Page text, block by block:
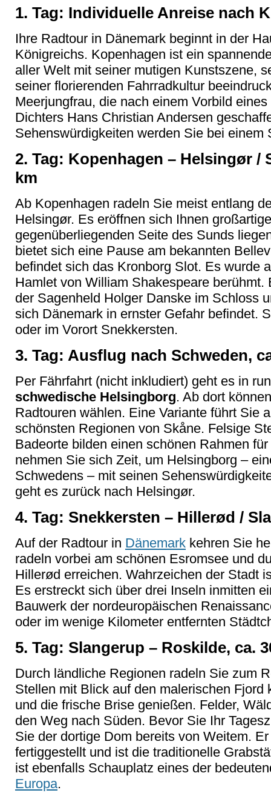
1. Tag: Individuelle Anreise nach
Ihre Radtour in Dänemark beginnt in der
Königreichs. Kopenhagen ist ein
aller Welt mit seiner mutigen Kunstszene,
seiner florierenden Fahrradkultur
Meerjungfrau, die nach einem Vorbild
Dichters Hans Christian Andersen
Sehenswürdigkeiten werden Sie bei einem
2. Tag: Kopenhagen – Helsingør /
km
Ab Kopenhagen radeln Sie meist entlang
Helsingør. Es eröffnen sich Ihnen
gegenüberliegenden Seite des Sunds
bietet sich eine Pause am bekannten
befindet sich das Kronborg Slot. Es wurde
Hamlet von William Shakespeare berühmt.
der Sagenheld Holger Danske im Schloss
sich Dänemark in ernster Gefahr befindet.
oder im Vorort Snekkersten.
3. Tag: Ausflug nach Schweden,
Per Fährfahrt (nicht inkludiert) geht es in
schwedische Helsingborg. Ab dort
Radtouren wählen. Eine Variante führt Sie
schönsten Regionen von Skåne. Felsige
Badeorte bilden einen schönen Rahmen
nehmen Sie sich Zeit, um Helsingborg –
Schwedens – mit seinen
geht es zurück nach Helsingør.
4. Tag: Snekkersten – Hillerød /
Auf der Radtour in Dänemark kehren Sie
radeln vorbei am schönen Esromsee und
Hillerød erreichen. Wahrzeichen der Stadt
Es erstreckt sich über drei Inseln inmitten
Bauwerk der nordeuropäischen
oder im wenige Kilometer entfernten
5. Tag: Slangerup – Roskilde, ca.
Durch ländliche Regionen radeln Sie zum
Stellen mit Blick auf den malerischen
und die frische Brise genießen. Felder,
den Weg nach Süden. Bevor Sie Ihr
Sie der dortige Dom bereits von Weitem.
fertiggestellt und ist die traditionelle
ist ebenfalls Schauplatz eines der
Europa.